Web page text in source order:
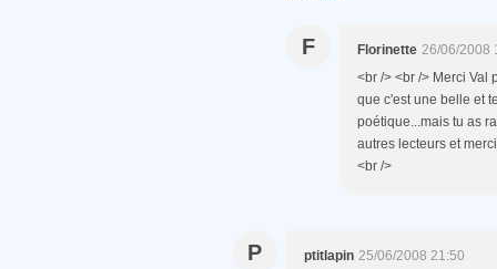
F Florinette 26/06/2008
<br /> <br /> Merci Val
que c'est une belle et
poétique...mais tu as
autres lecteurs et
<br />
P ptitlapin 25/06/2008 21:50